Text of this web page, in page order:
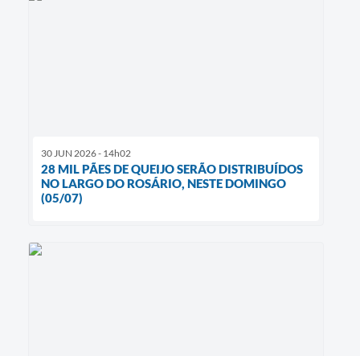
30 JUN 2026 - 14h02
28 MIL PÃES DE QUEIJO SERÃO DISTRIBUÍDOS
NO LARGO DO ROSÁRIO, NESTE DOMINGO
(05/07)